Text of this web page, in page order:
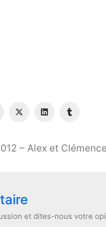
– Alex et Clémence
et dites-nous votre